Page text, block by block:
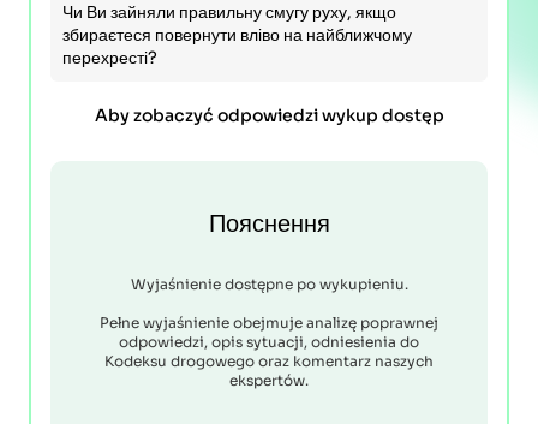
Чи Ви зайняли правильну смугу руху, якщо
збираєтеся повернути вліво на найближчому
перехресті?
Aby zobaczyć odpowiedzi wykup dostęp
Пояснення
Wyjaśnienie dostępne po wykupieniu.
Pełne wyjaśnienie obejmuje analizę poprawnej
odpowiedzi, opis sytuacji, odniesienia do
Kodeksu drogowego oraz komentarz naszych
ekspertów.